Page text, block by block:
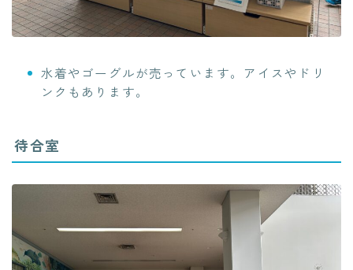
水着やゴーグルが売っています。アイスやドリ
ンクもあります。
待合室